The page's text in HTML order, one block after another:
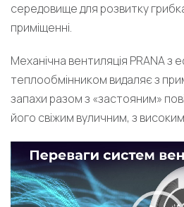
середовище для розвитку
приміщенні.
Механічна вентиляція PRANA з
теплообмінником видаляє з
запахи разом з «застояним»
його свіжим вуличним, з
Видеоплеер